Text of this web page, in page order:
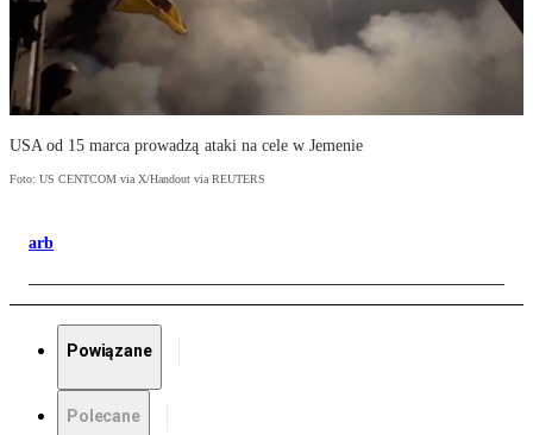
USA od 15 marca prowadzą ataki na cele w Jemenie
Foto: US CENTCOM via X/Handout via REUTERS
arb
Powiązane
Polecane